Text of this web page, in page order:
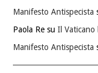
Manifesto Antispecista
Paola Re suIl Vaticano
Manifesto Antispecista